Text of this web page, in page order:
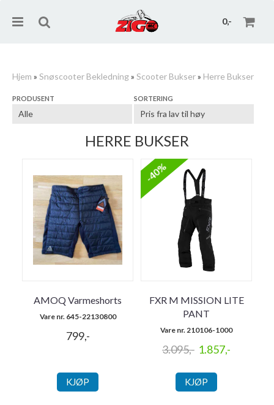
0,-
Hjem » Snøscooter Bekledning» Scooter Bukser» Herre Bukser
PRODUSENT SORTERING
HERRE BUKSER
AMOQ Varmeshorts
Vare nr. 645-22130800
799,-
KJØP
-40%
FXR M MISSION LITE
PANT
Vare nr. 210106-1000
3.095,- 1.857,-
KJØP